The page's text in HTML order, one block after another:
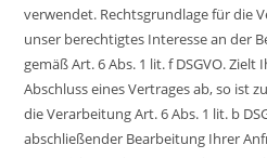
verwendet. Rechtsgrundlage für die
unser berechtigtes Interesse an der
gemäß Art. 6 Abs. 1 lit. f DSGVO.
Abschluss eines Vertrages ab, so ist
die Verarbeitung Art. 6 Abs. 1 lit. b
abschließender Bearbeitung Ihrer